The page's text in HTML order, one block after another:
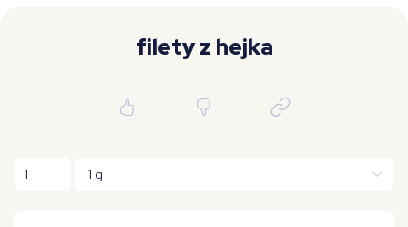
filety z hejka